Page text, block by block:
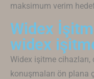
maksimum verim
Widex
widex
Widex işitme cihazları,
konuşmaları ön plana